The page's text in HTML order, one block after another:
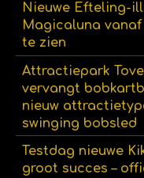
Nieuwe Efteling-
Magicaluna
te zien
Attractiepark
vervangt
nieuw
swinging bobsled
Testdag nieuwe
groot succes –